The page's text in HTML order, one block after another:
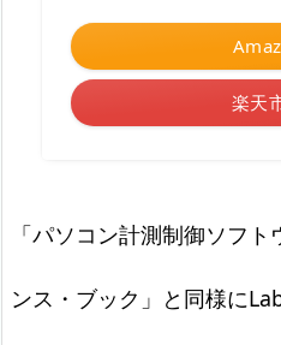
楽天
「パソコン計測制御ソフ
ンス・ブック」と同様に